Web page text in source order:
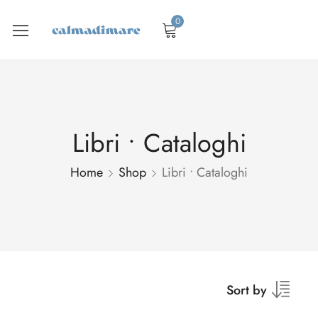
0
Libri • Cataloghi
Home Shop Libri • Cataloghi
Sort by